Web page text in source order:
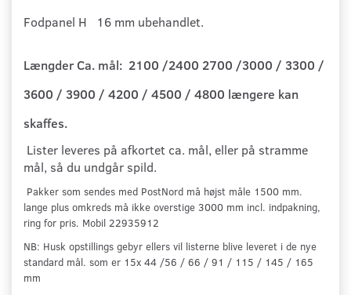
Fodpanel H 16 mm ubehandlet.
Længder Ca. mål: 2100 /2400 2700 /3000 / 3300 /
3600 / 3900 / 4200 / 4500 / 4800 længere kan
skaffes.
Lister leveres på afkortet ca. mål, eller på stramme
mål, så du undgår spild.
Pakker som sendes med PostNord må højst måle 1500 mm.
lange plus omkreds må ikke overstige 3000 mm incl. indpakning,
ring for pris. Mobil 22935912
NB: Husk opstillings gebyr ellers vil listerne blive leveret i de nye
standard mål. som er 15x 44 /56 / 66 / 91 / 115 / 145 / 165
mm